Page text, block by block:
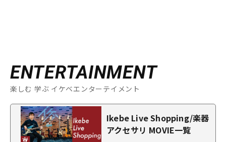
ENTERTAINMENT
楽しむ 学ぶ イケベエンターテイメント
Ikebe Live Shopping/楽器
アクセサリ MOVIE一覧